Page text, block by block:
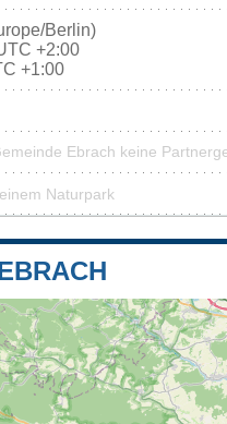
Berlin)
+2:00
+1:00
Ebrach keine
Naturpark